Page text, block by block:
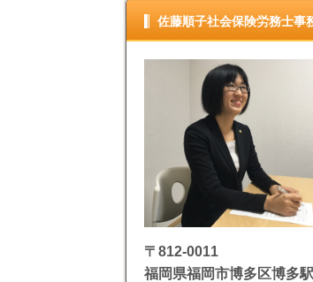
佐藤順子社会保険労務士事
〒812-0011
福岡県福岡市博多区博多